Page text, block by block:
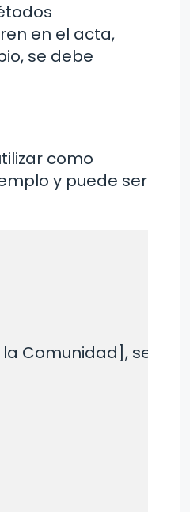
en el acta,
se debe
como
y puede ser
Comunidad], se